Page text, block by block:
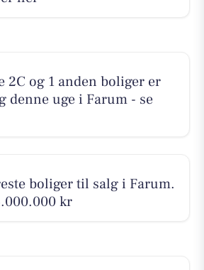
2C og 1 anden boliger er
denne uge i Farum - se
boliger til salg i Farum.
kr